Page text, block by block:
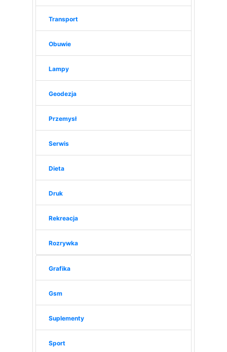
Transport
Obuwie
Lampy
Geodezja
Przemysł
Serwis
Dieta
Druk
Rekreacja
Rozrywka
Grafika
Gsm
Suplementy
Sport